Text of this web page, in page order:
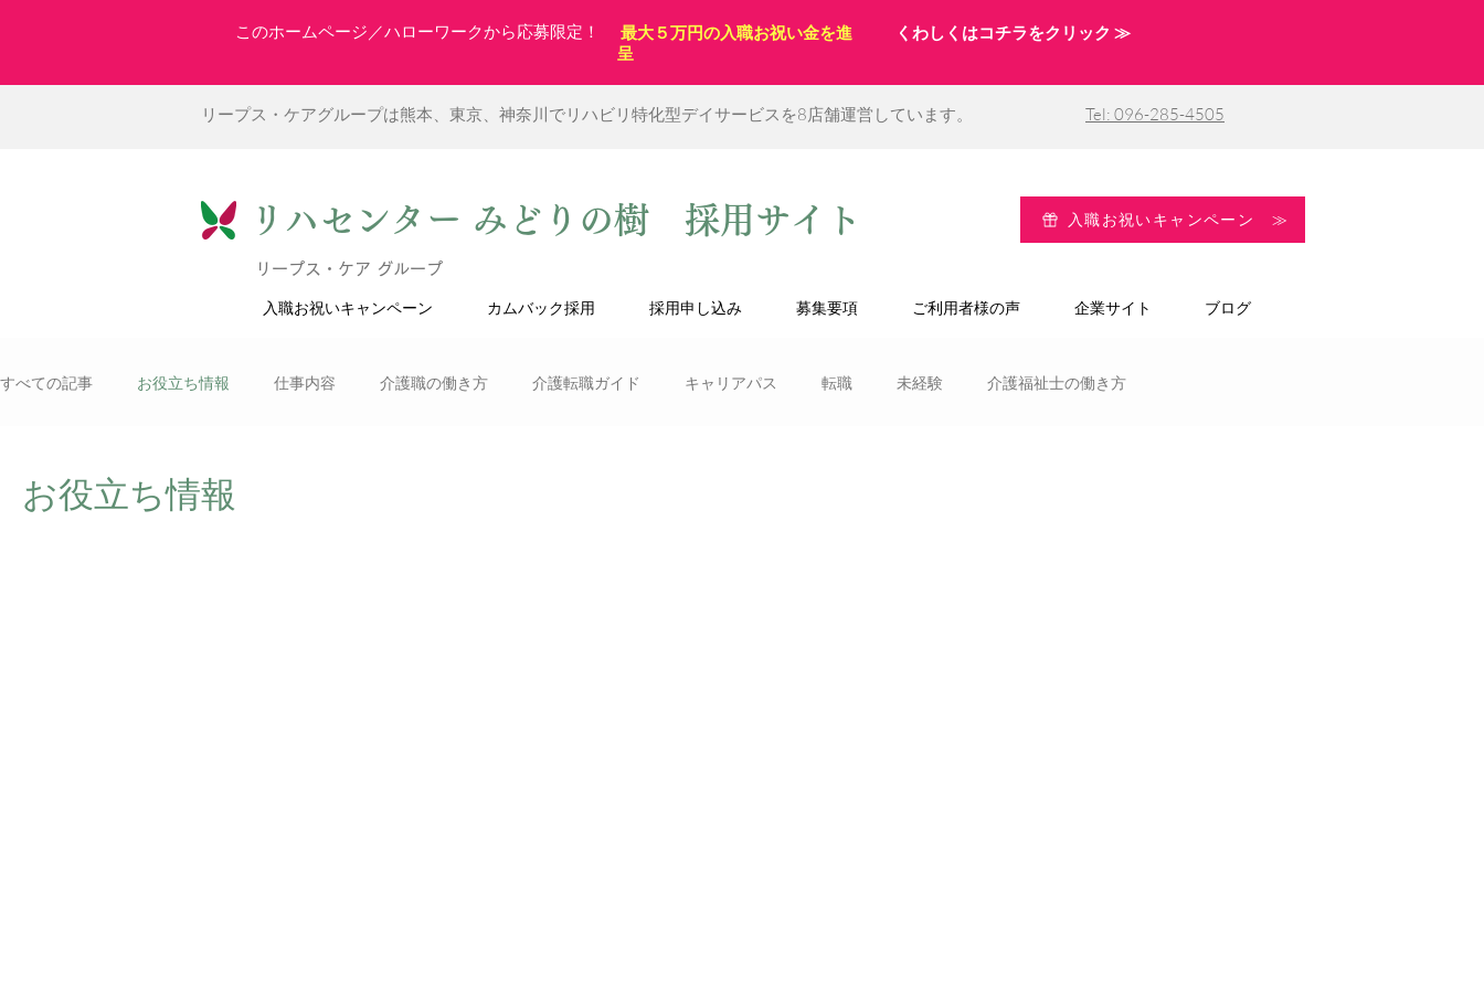
このホームページ／ハローワークから応募限定！
最大５万円の入職お祝い金を進
呈
くわしくはコチラをクリック ≫
リープス・ケアグループは熊本、東京、神奈川でリハビリ特化型デイサービスを8店舗運営しています。 Tel: 096-285-4505
リハセンター みどりの樹 採用サイト 入職お祝いキャンペーン ≫
リープス・ケア グループ
入職お祝いキャンペーン カムバック採用 採用申し込み 募集要項 ご利用者様の声 企業サイト ブログ
すべての記事 お役立ち情報 仕事内容 介護職の働き方 介護転職ガイド キャリアパス 転職 未経験 介護福祉士の働き方
お役立ち情報